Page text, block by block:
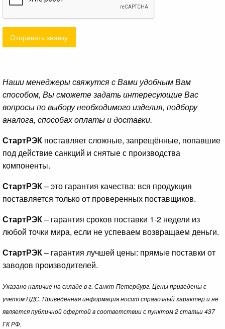
Отправить заявку
Наши менеджеры свяжутся с Вами удобным Вам
способом, Вы сможете задать интересующие Вас
вопросы по выбору необходимого изделия, подбору
аналога, способах оплаты и доставки.
СтартРЭК поставляет сложные, запрещённые, попавшие
под действие санкций и снятые с производства
компоненты.
СтартРЭК– это гарантия качества: вся продукция
поставляется только от проверенных поставщиков.
СтартРЭК– гарантия сроков поставки 1-2 недели из
любой точки мира, если не успеваем возвращаем деньги.
СтартРЭК– гарантия лучшей цены: прямые поставки от
заводов производителей.
Указано наличие на складе в г. Санкт-Петербург. Цены приведены с
учетом НДС. Приведенная информация носит справочный характер и не
является публичной офертой в соответствии с пунктом 2 статьи 437
ГК РФ.